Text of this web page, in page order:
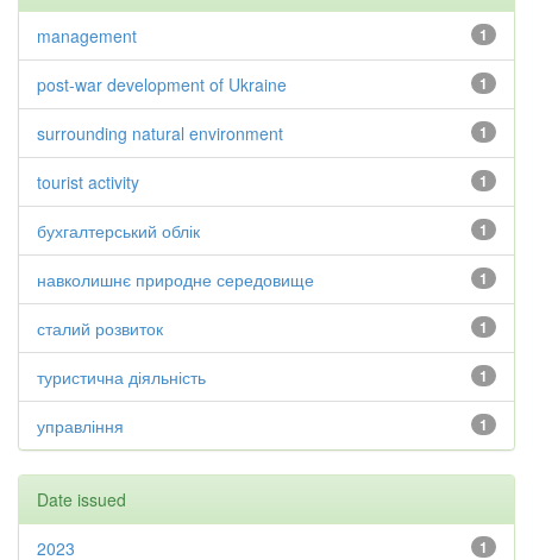
1
management
1
post-war development of Ukraine
1
surrounding natural environment
1
tourist activity
1
бухгалтерський облік
1
навколишнє природне середовище
1
сталий розвиток
1
туристична діяльність
1
управління
Date issued
1
2023